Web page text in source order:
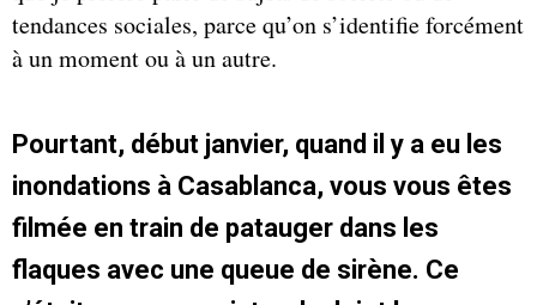
tendances sociales, parce qu’on s’identifie forcément
à un moment ou à un autre.
Pourtant, début janvier, quand il y a eu les
inondations à Casablanca, vous vous êtes
filmée en train de patauger dans les
flaques avec une queue de sirène. Ce